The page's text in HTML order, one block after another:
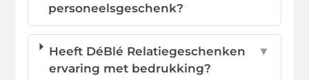
personeelsgeschenk?
Heeft DéBlé Relatiegeschenken
ervaring met bedrukking?
▼